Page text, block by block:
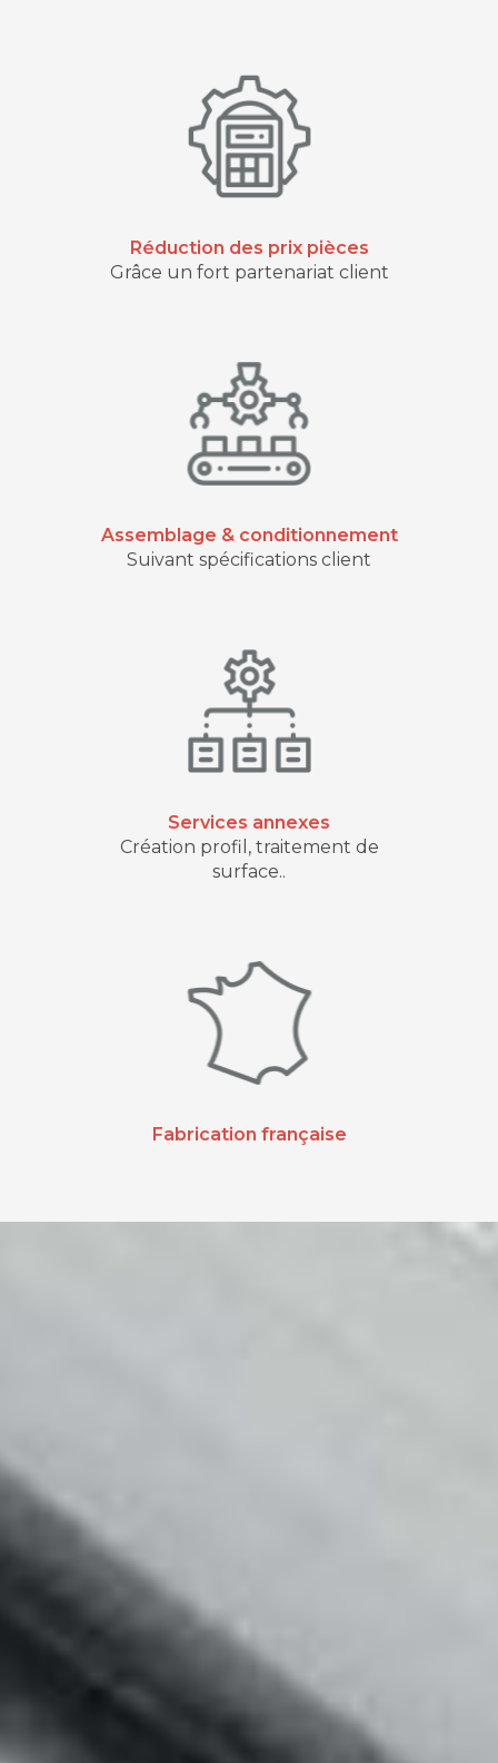
Réduction des prix pièces
Grâce un fort partenariat client
Assemblage & conditionnement
Suivant spécifications client
Services annexes
Création profil, traitement de
surface..
Fabrication française